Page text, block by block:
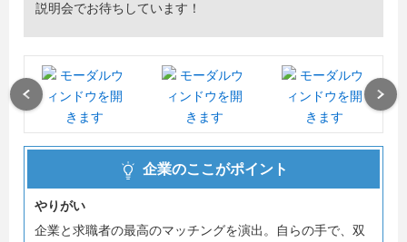
説明会でお待ちしています！
企業のここがポイント
やりがい
企業と求職者の最高のマッチングを演出。自らの手で、双